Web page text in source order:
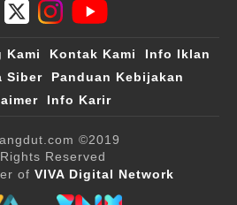
Kami Kontak Kami
Info Iklan
Siber
Panduan Kebijakan
Info Karir
©2019
Reserved
of VIVA Digital Network